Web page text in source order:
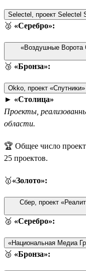
Selectel, проект Selectel
🥈 «Серебро»:
«Воздушные Ворота
🥉 «Бронза»:
Okko, проект «Спутники»
► «Столица»
Проекты,
области.
🏆 Общее число
25 проектов.
🥇«Золото»:
Сбер, проект
🥈 «Серебро»:
«Национальная Медиа
🥉 «Бронза»: